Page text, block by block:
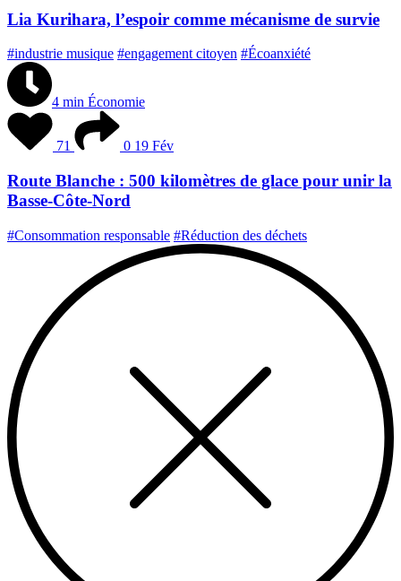
Lia Kurihara, l’espoir comme mécanisme de survie
#industrie musique #engagement citoyen #Écoanxiété
4 min Économie
71 0 19 Fév
Route Blanche : 500 kilomètres de glace pour unir la
Basse-Côte-Nord
#Consommation responsable #Réduction des déchets